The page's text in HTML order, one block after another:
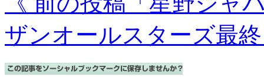
ザンオールスターズ最